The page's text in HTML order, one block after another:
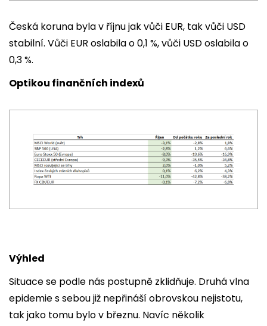
Česká koruna byla v říjnu jak vůči EUR, tak vůči USD
stabilní. Vůči EUR oslabila o 0,1 %, vůči USD oslabila o
0,3 %.
Optikou finančních indexů
Výhled
Situace se podle nás postupně zklidňuje. Druhá vlna
epidemie s sebou již nepřináší obrovskou nejistotu,
tak jako tomu bylo v březnu. Navíc několik